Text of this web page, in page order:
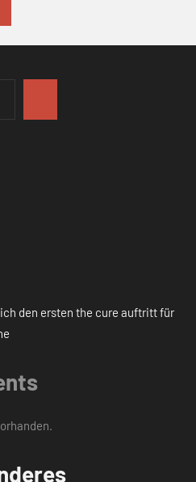
den ersten the cure auftritt für